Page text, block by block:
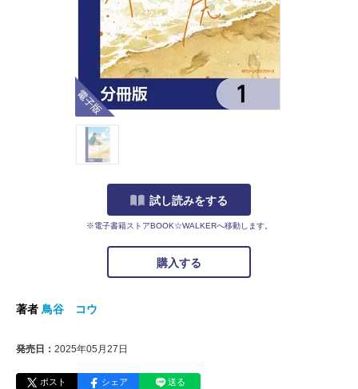
電子版
試し読みをする
※電子書籍ストアBOOK☆WALKERへ移動します。
購入する
著者 鳥谷 コウ
発売日： 2025年05月27日
ポスト シェア 送る